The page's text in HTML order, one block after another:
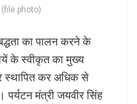
photo)
का पालन करने के
के स्वीकृत का मुख्य
स्थापित कर अधिक से
मंत्री जयवीर सिंह